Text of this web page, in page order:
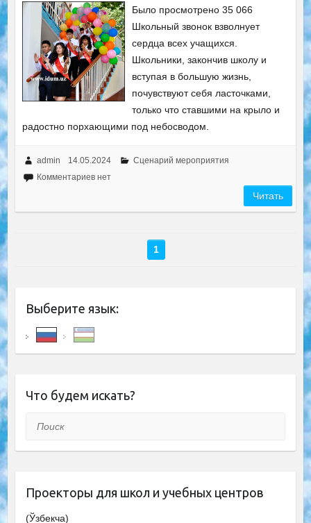
Было просмотрено 35 066
Школьный звонок взволнует
сердца всех учащихся.
Школьники, закончив школу и
вступая в большую жизнь,
почувствуют себя ласточками,
только что ставшими на крыло и
радостно порхающими под небосводом.
admin 14.05.2024
Сценарий мероприятия
Комментариев нет
Читать
1
Выберите язык:
Что будем искать?
Поиск
Проекторы для школ и учебных центров
(Ўзбекча)